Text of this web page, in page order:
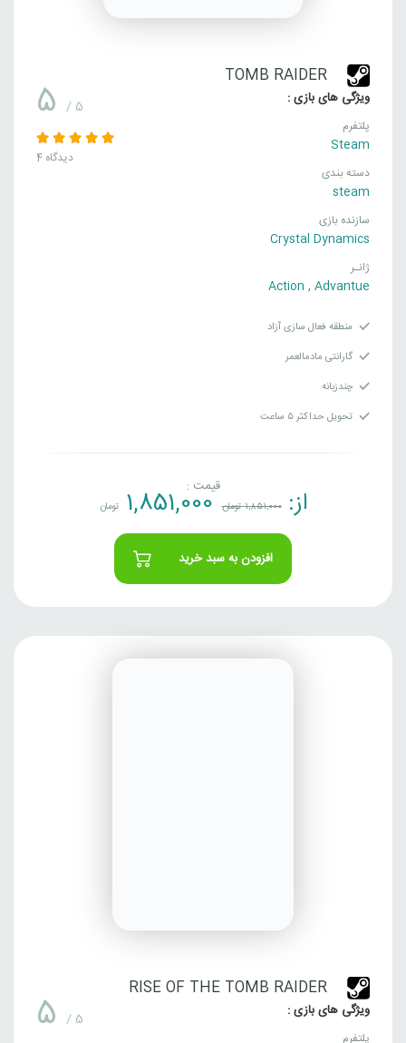
TOMB RAIDER
ویژگی های بازی :
پلتفرم
Steam
دسته بندی
steam
سازنده بازی
Crystal Dynamics
ژانـر
Action , Advantue
5 / 5
4 دیدگاه
منطقه فعال سازی آزاد
گارانتی مادمالعمر
چندزبانه
تحویل حداکثر ۵ ساعت
قیمت : از:1,851,000تومان 1,851,000 تومان
افزودن به سبد خرید
RISE OF THE TOMB RAIDER
ویژگی های بازی :
پلتفرم 5 / 5